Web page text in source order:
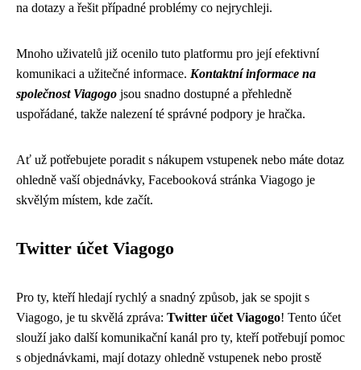
na dotazy a řešit případné problémy co nejrychleji.
Mnoho uživatelů již ocenilo tuto platformu pro její efektivní
komunikaci a užitečné informace. Kontaktní informace na
společnost Viagogo jsou snadno dostupné a přehledně
uspořádané, takže nalezení té správné podpory je hračka.
Ať už potřebujete poradit s nákupem vstupenek nebo máte dotaz
ohledně vaší objednávky, Facebooková stránka Viagogo je
skvělým místem, kde začít.
Twitter účet Viagogo
Pro ty, kteří hledají rychlý a snadný způsob, jak se spojit s
Viagogo, je tu skvělá zpráva: Twitter účet Viagogo! Tento účet
slouží jako další komunikační kanál pro ty, kteří potřebují pomoc
s objednávkami, mají dotazy ohledně vstupenek nebo prostě